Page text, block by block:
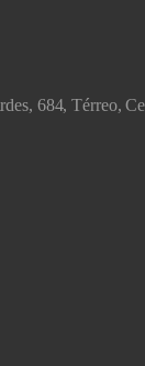
684, Térreo,